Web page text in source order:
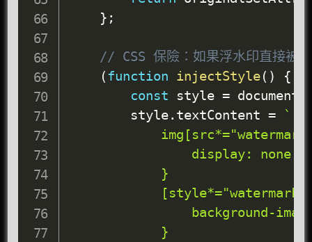
} ;
// CSS 保險：如果浮水印直接被寫
(function injectStyle( )
{
const style = document
        style
. textContent =
`
display: none
            }
background-
            }